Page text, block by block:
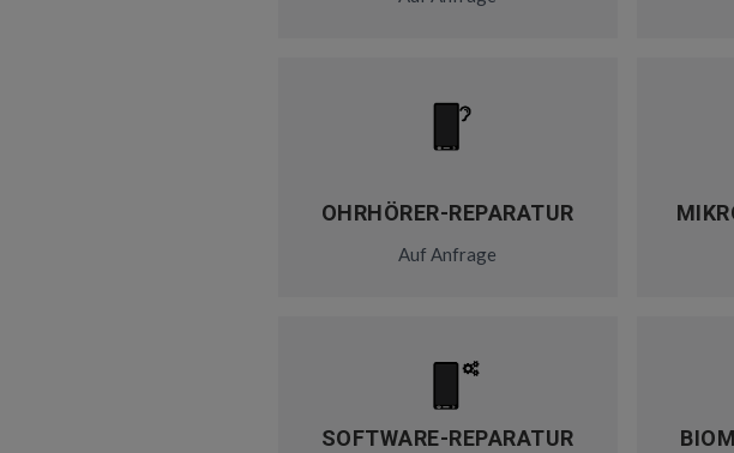
OHRHÖRER-REPARATUR
Auf Anfrage
SOFTWARE-REPARATUR